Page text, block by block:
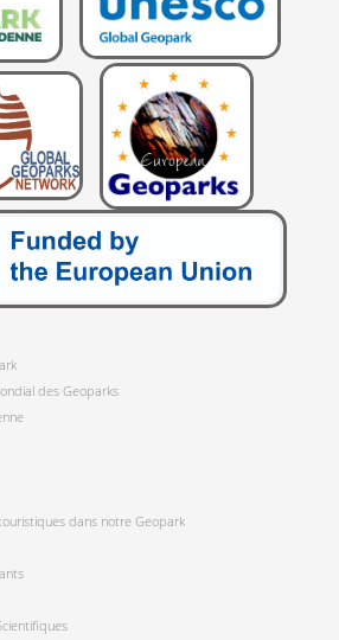
des Geoparks
dans notre Geopark